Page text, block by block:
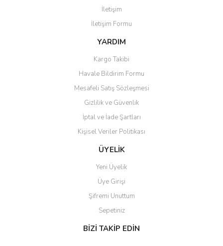
Gönder
İletişim
İletişim Formu
YARDIM
Kargo Takibi
Havale Bildirim Formu
Mesafeli Satış Sözleşmesi
Gizlilik ve Güvenlik
İptal ve İade Şartları
Kişisel Veriler Politikası
ÜYELİK
Yeni Üyelik
Üye Girişi
Şifremi Unuttum
Sepetiniz
BİZİ TAKİP EDİN